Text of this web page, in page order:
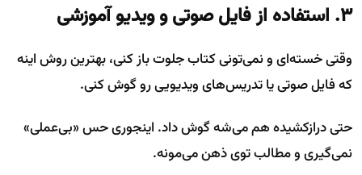
۳. استفاده از فایل صوتی و ویدیو آموزشی
وقتی خسته‌ای و نمی‌تونی کتاب جلوت باز کنی، بهترین روش اینه
که فایل صوتی یا تدریس‌های ویدیویی رو گوش کنی.
حتی درازکشیده هم می‌شه گوش داد. اینجوری حس «بی‌عملی»
نمی‌گیری و مطالب توی ذهن می‌مونه.